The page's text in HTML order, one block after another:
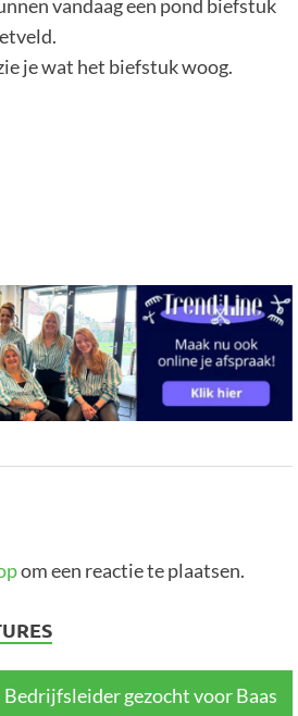
vandaag een pond biefstuk
je wat het biefstuk woog.
om een reactie te plaatsen.
gezocht voor Baas